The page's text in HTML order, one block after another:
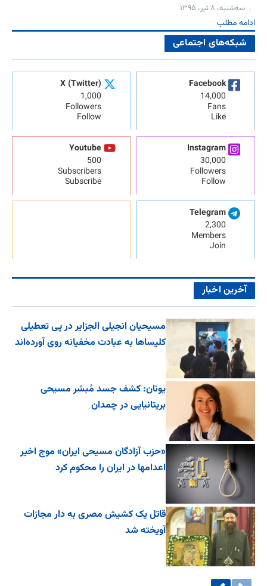
سه‌شنبه، ۸ تیر، ۱۳۹۵
ادامه مطلب
شبکه‌های اجتماعی
Facebook
14,000
Fans
Like
X (Twitter)
1,000
Followers
Follow
Instagram
30,000
Followers
Follow
Youtube
500
Subscribers
Subscribe
Telegram
2,300
Members
Join
آخرین اخبار
مسیحیان انجیلی الجزایر در پی تعطیلی
کلیساها به عبادت مخفیانه روی آورده‌اند
یونان: کشف جسد مُبشر مسیحی
بریتانیایی در چمدان
«حزب آزادگان مسیحی ایران» موج اخیر
اعدامها در ایران را محکوم کرد
قاتل یک کشیش مصری به دار مجازات
آویخته شد